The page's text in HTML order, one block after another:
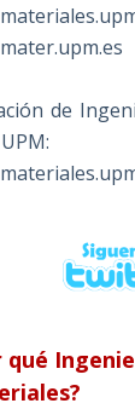
de
qué